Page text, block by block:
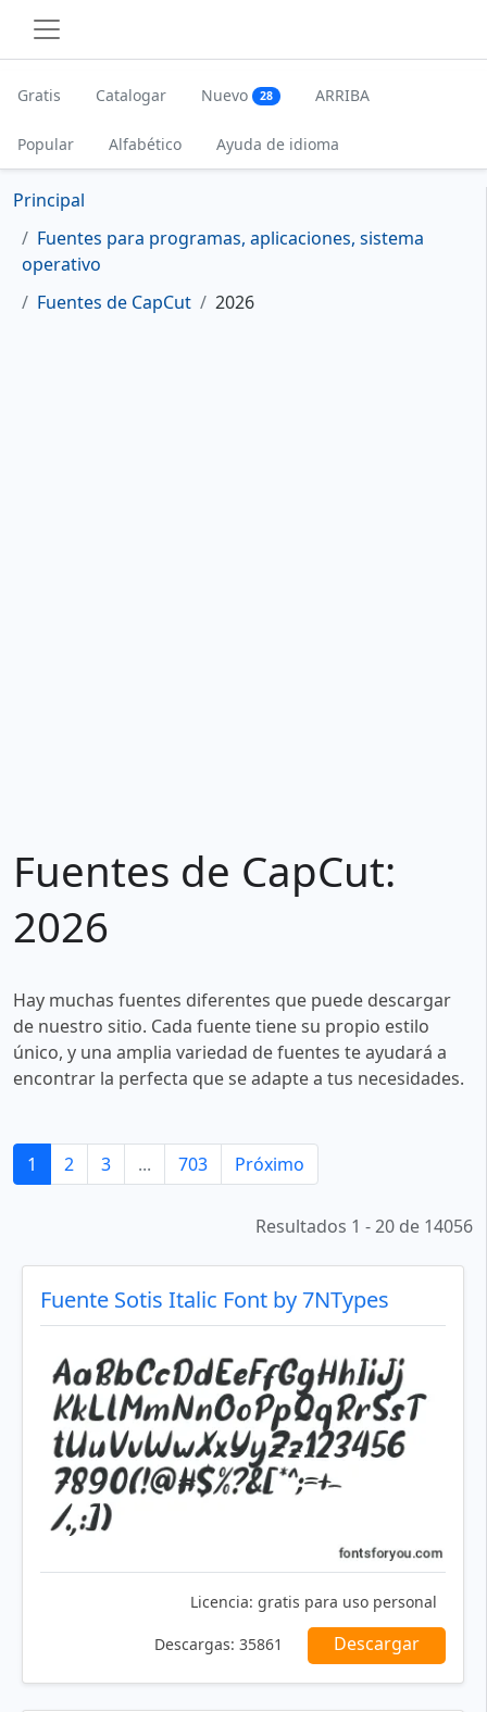
Gratis Catalogar Nuevo 28 ARRIBA
Popular Alfabético Ayuda de idioma
Principal
Fuentes para programas, aplicaciones, sistema
operativo
Fuentes de CapCut
2026
Fuentes de CapCut:
2026
Hay muchas fuentes diferentes que puede descargar
de nuestro sitio. Cada fuente tiene su propio estilo
único, y una amplia variedad de fuentes te ayudará a
encontrar la perfecta que se adapte a tus necesidades.
1 2 3 ... 703 Próximo
Resultados 1 - 20 de 14056
Fuente Sotis Italic Font by 7NTypes
Licencia: gratis para uso personal
Descargas: 35861 Descargar